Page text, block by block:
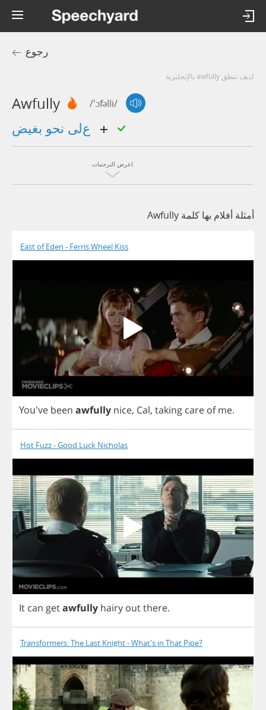
رجوع
كيف تنطق awfully بالإنجليزية
Awfully /'ɔfəlli/
اعرض الترجمات
أمثلة أفلام بها كلمة Awfully
East of Eden - Ferris Wheel Kiss
You've been awfully nice, Cal, taking care of me.
Hot Fuzz - Good Luck Nicholas
It can getawfully hairy outthere.
Transformers: The Last Knight - What's in That Pipe?